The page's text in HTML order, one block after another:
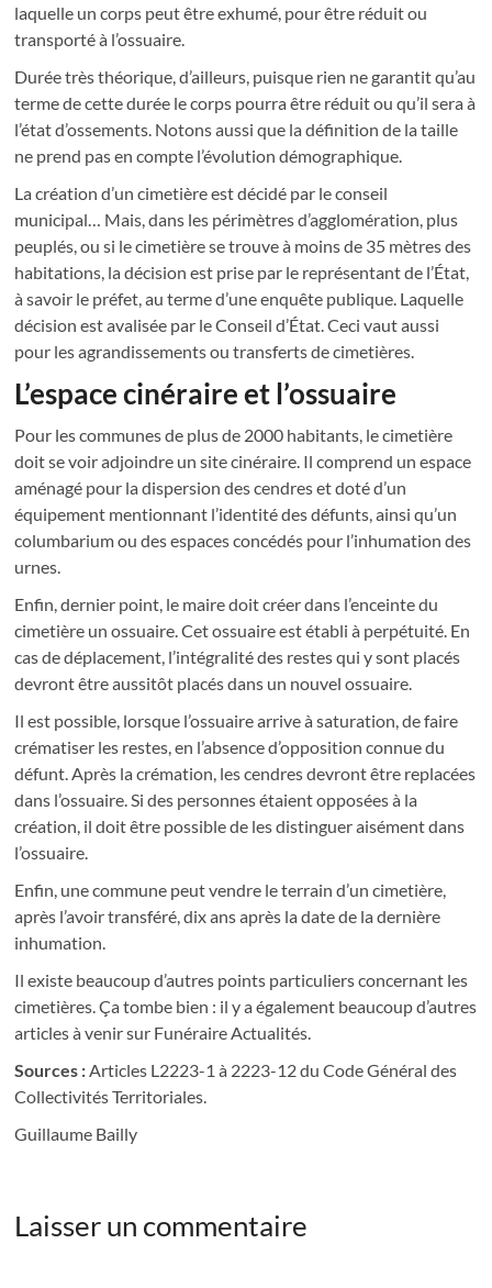
laquelle un corps peut être exhumé, pour être réduit ou
transporté à l’ossuaire.
Durée très théorique, d’ailleurs, puisque rien ne garantit qu’au
terme de cette durée le corps pourra être réduit ou qu’il sera à
l’état d’ossements. Notons aussi que la définition de la taille
ne prend pas en compte l’évolution démographique.
La création d’un cimetière est décidé par le conseil
municipal… Mais, dans les périmètres d’agglomération, plus
peuplés, ou si le cimetière se trouve à moins de 35 mètres des
habitations, la décision est prise par le représentant de l’État,
à savoir le préfet, au terme d’une enquête publique. Laquelle
décision est avalisée par le Conseil d’État. Ceci vaut aussi
pour les agrandissements ou transferts de cimetières.
L’espace cinéraire et l’ossuaire
Pour les communes de plus de 2000 habitants, le cimetière
doit se voir adjoindre un site cinéraire. Il comprend un espace
aménagé pour la dispersion des cendres et doté d’un
équipement mentionnant l’identité des défunts, ainsi qu’un
columbarium ou des espaces concédés pour l’inhumation des
urnes.
Enfin, dernier point, le maire doit créer dans l’enceinte du
cimetière un ossuaire. Cet ossuaire est établi à perpétuité. En
cas de déplacement, l’intégralité des restes qui y sont placés
devront être aussitôt placés dans un nouvel ossuaire.
Il est possible, lorsque l’ossuaire arrive à saturation, de faire
crématiser les restes, en l’absence d’opposition connue du
défunt. Après la crémation, les cendres devront être replacées
dans l’ossuaire. Si des personnes étaient opposées à la
création, il doit être possible de les distinguer aisément dans
l’ossuaire.
Enfin, une commune peut vendre le terrain d’un cimetière,
après l’avoir transféré, dix ans après la date de la dernière
inhumation.
Il existe beaucoup d’autres points particuliers concernant les
cimetières. Ça tombe bien : il y a également beaucoup d’autres
articles à venir sur Funéraire Actualités.
Sources : Articles L2223-1 à 2223-12 du Code Général des
Collectivités Territoriales.
Guillaume Bailly
Laisser un commentaire